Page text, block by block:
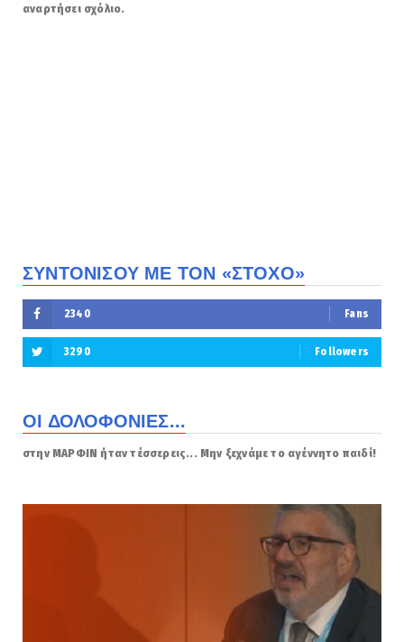
αναρτήσει σχόλιο.
ΣΥΝΤΟΝΙΣΟΥ ΜΕ ΤΟΝ «ΣΤΟΧΟ»
2340 Fans
3290 Followers
ΟΙ ΔΟΛΟΦΟΝΙΕΣ...
στην ΜΑΡΦΙΝ ήταν τέσσερεις... Μην ξεχνάμε το αγέννητο παιδί!